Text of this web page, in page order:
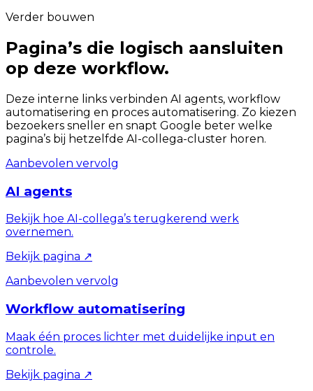
Verder bouwen
Pagina’s die logisch aansluiten
op deze workflow.
Deze interne links verbinden AI agents, workflow
automatisering en proces automatisering. Zo kiezen
bezoekers sneller en snapt Google beter welke
pagina’s bij hetzelfde AI-collega-cluster horen.
Aanbevolen vervolg
AI agents
Bekijk hoe AI-collega’s terugkerend werk
overnemen.
Bekijk pagina ↗
Aanbevolen vervolg
Workflow automatisering
Maak één proces lichter met duidelijke input en
controle.
Bekijk pagina ↗